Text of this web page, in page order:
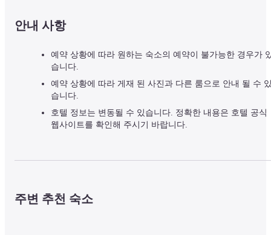
안내 사항
예약 상황에 따라 원하는 숙소의 예약이 불가능한 경우가
습니다.
예약 상황에 따라 게재 된 사진과 다른 룸으로 안내 될 수
습니다.
호텔 정보는 변동될 수 있습니다. 정확한 내용은 호텔 공식
웹사이트를 확인해 주시기 바랍니다.
주변 추천 숙소